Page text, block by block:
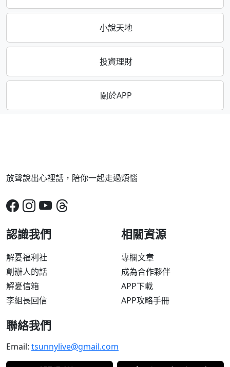
小說天地
投資理財
關於APP
放聲說出心裡話，陪你一起走過煩惱
認識我們
解憂福利社
創辦人的話
解憂信箱
李組長回信
相關資源
專欄文章
成為合作夥伴
APP下載
APP攻略手冊
聯絡我們
Email: tsunnylive@gmail.com